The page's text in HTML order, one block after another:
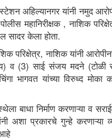
अहिल्यानगर यांनी नमुद
महानिरीक्षक , नाशिक
सादर केला होता.
परिक्षेत्र, नाशिक यांनी
व (3) साई संजय मदने
भागवत यांच्या विरुध्द मोका
बाधा निर्माण करणाऱ्या व
अशा प्रकारचे गुन्हे करणाऱ्या